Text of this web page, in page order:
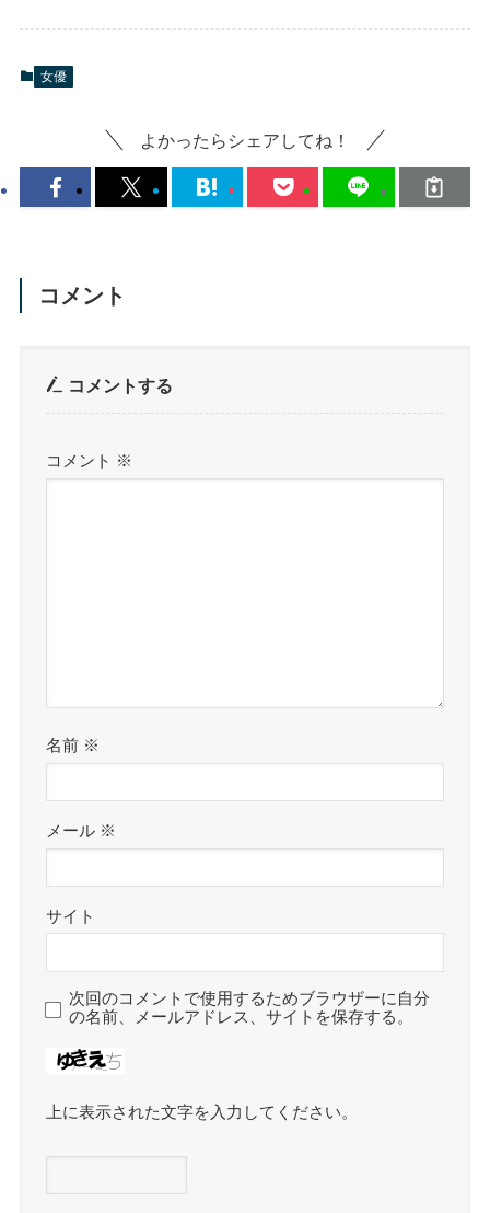
女優
よかったらシェアしてね！
コメント
コメントする
コメント ※
名前 ※
メール ※
サイト
次回のコメントで使用するためブラウザーに自分
の名前、メールアドレス、サイトを保存する。
上に表示された文字を入力してください。